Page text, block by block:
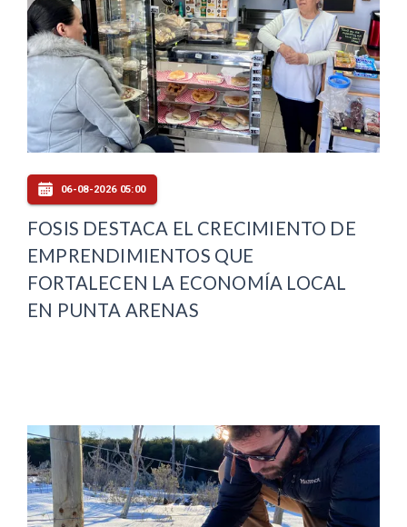
06-08-2026 05:00
FOSIS DESTACA EL CRECIMIENTO DE
EMPRENDIMIENTOS QUE
FORTALECEN LA ECONOMÍA LOCAL
EN PUNTA ARENAS